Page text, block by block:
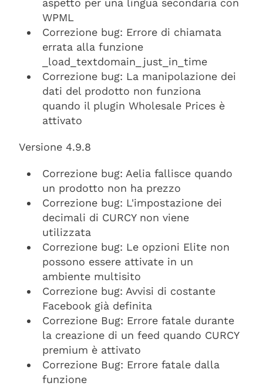
aspetto per una lingua secondaria con
WPML
Correzione bug: Errore di chiamata
errata alla funzione
_load_textdomain_just_in_time
Correzione bug: La manipolazione dei
dati del prodotto non funziona
quando il plugin Wholesale Prices è
attivato
Versione 4.9.8
Correzione bug: Aelia fallisce quando
un prodotto non ha prezzo
Correzione bug: L'impostazione dei
decimali di CURCY non viene
utilizzata
Correzione bug: Le opzioni Elite non
possono essere attivate in un
ambiente multisito
Correzione bug: Avvisi di costante
Facebook già definita
Correzione Bug: Errore fatale durante
la creazione di un feed quando CURCY
premium è attivato
Correzione Bug: Errore fatale dalla
funzione